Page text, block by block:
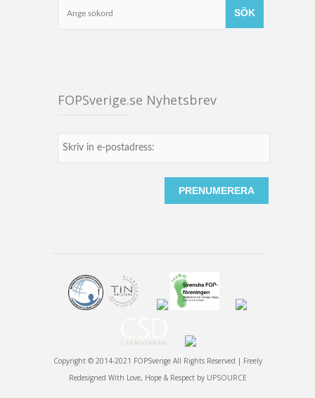
FOPSverige.se Nyhetsbrev
Copyright © 2014-2021 FOPSverige All Rights Reserved | Freely
Redesigned With Love, Hope & Respect by UPSOURCE